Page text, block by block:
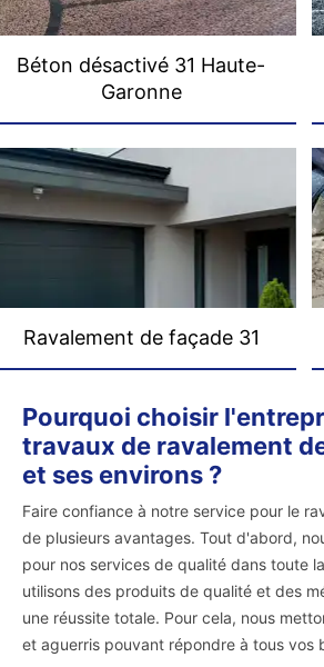
Béton désactivé 31 Haute-
Garonne
Ravalement de façade 31
Pourquoi choisir
travaux de ravalement
et ses environs ?
Faire confiance à notre service pour le
de plusieurs avantages. Tout d'abord,
pour nos services de qualité dans toute
utilisons des produits de qualité et des
une réussite totale. Pour cela, nous
et aguerris pouvant répondre à tous vos